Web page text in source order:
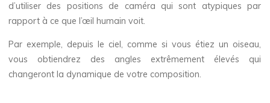
d’utiliser des positions de caméra qui sont atypiques par
rapport à ce que l’œil humain voit.
Par exemple, depuis le ciel, comme si vous étiez un oiseau,
vous obtiendrez des angles extrêmement élevés qui
changeront la dynamique de votre composition.